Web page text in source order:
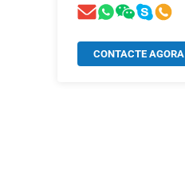
CONTACTE AGORA